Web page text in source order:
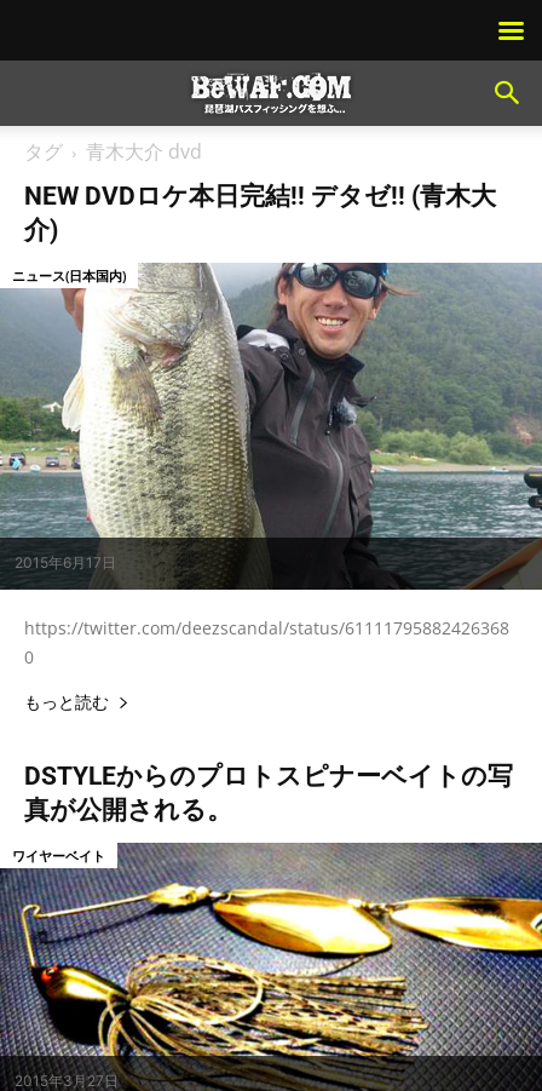
タグ 青木大介 dvd
NEW DVDロケ本日完結!! デタゼ!! (青木大
介)
2015年6月17日
ニュース(日本国内)
https://twitter.com/deezscandal/status/61111795882426368
0
もっと読む
DSTYLEからのプロトスピナーベイトの写
真が公開される。
2015年3月27日
ワイヤーベイト